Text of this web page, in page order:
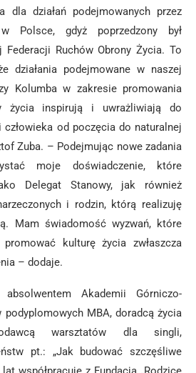
dla działań podejmowanych przez
Polsce, gdyż poprzedzony był
Federacji Ruchów Obrony Życia. To
działania podejmowane w naszej
Kolumba w zakresie promowania
życia inspirują i uwrażliwiają do
od poczęcia do naturalnej
Zuba. – Podejmując nowe zadania
moje doświadczenie, które
Delegat Stanowy, jak również
i rodzin, którą realizuję
Mam świadomość wyzwań, które
kulturę życia zwłaszcza
– dodaje.
Akademii Górniczo-
MBA, doradcą życia
warsztatów dla singli,
pt.: „Jak budować szczęśliwe